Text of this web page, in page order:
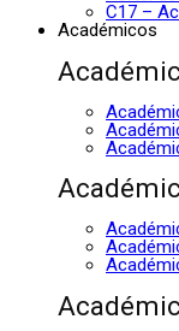
C17 –
Académicos